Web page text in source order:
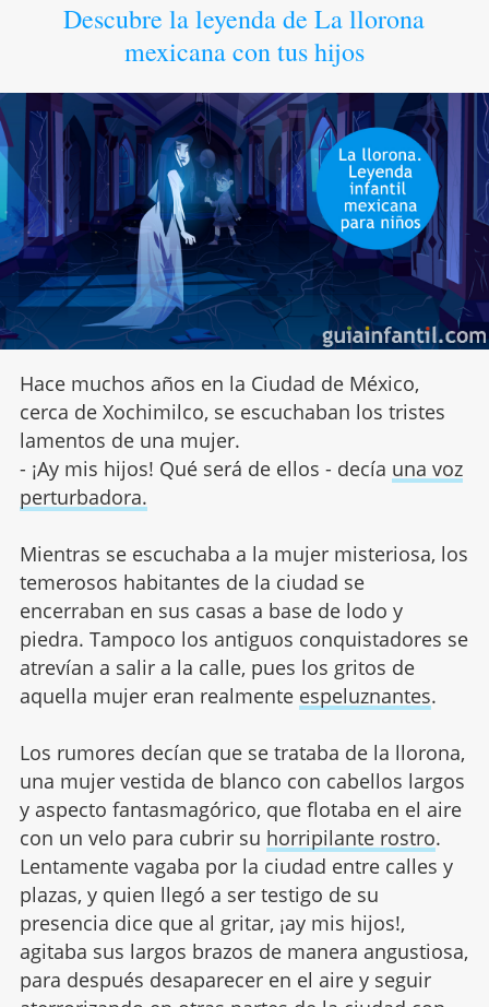
Descubre la leyenda de La llorona
mexicana con tus hijos
Hace muchos años en la Ciudad de México,
cerca de Xochimilco, se escuchaban los tristes
lamentos de una mujer.
- ¡Ay mis hijos! Qué será de ellos - decía una voz
perturbadora.
Mientras se escuchaba a la mujer misteriosa, los
temerosos habitantes de la ciudad se
encerraban en sus casas a base de lodo y
piedra. Tampoco los antiguos conquistadores se
atrevían a salir a la calle, pues los gritos de
aquella mujer eran realmente espeluznantes.
Los rumores decían que se trataba de la llorona,
una mujer vestida de blanco con cabellos largos
y aspecto fantasmagórico, que flotaba en el aire
con un velo para cubrir su horripilante rostro.
Lentamente vagaba por la ciudad entre calles y
plazas, y quien llegó a ser testigo de su
presencia dice que al gritar, ¡ay mis hijos!,
agitaba sus largos brazos de manera angustiosa,
para después desaparecer en el aire y seguir